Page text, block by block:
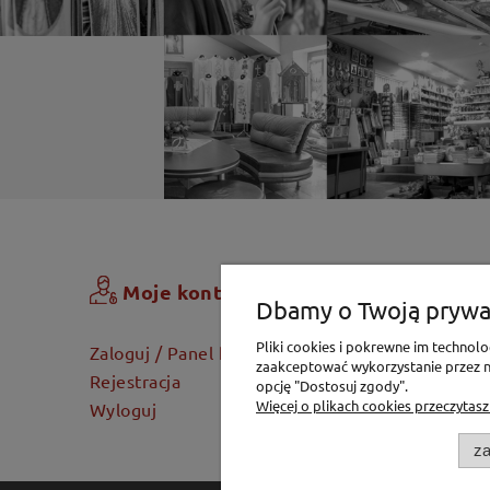
Moje konto
Zaloguj / Panel klienta
Rejestracja
Wyloguj
Koszyk
Dostawa
Twoje
Dbamy o Twoją
Pliki cookies i pokrewne im
zaakceptować wykorzystanie przez
opcję "Dostosuj zgody".
Więcej o plikach cookies